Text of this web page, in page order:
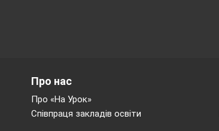
Про нас
Про «На Урок»
Співпраця закладів освіти